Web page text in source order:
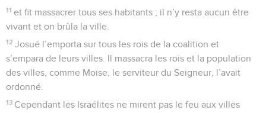
11 et fit massacrer tous ses habitants ; il n’y resta aucun être
vivant et on brûla la ville.
12 Josué l’emporta sur tous les rois de la coalition et
s’empara de leurs villes. Il massacra les rois et la population
des villes, comme Moïse, le serviteur du Seigneur, l’avait
ordonné.
13 Cependant les Israélites ne mirent pas le feu aux villes